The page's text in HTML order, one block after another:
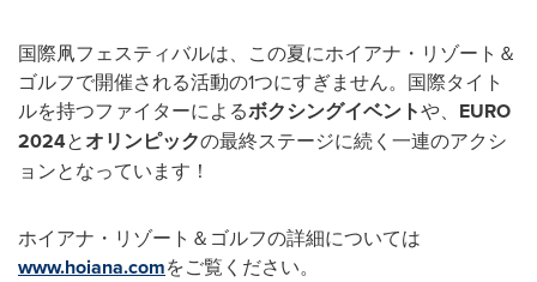
国際凧フェスティバルは、この夏にホイアナ・リゾート＆
ゴルフで開催される活動の1つにすぎません。国際タイト
ルを持つファイターによるボクシングイベントや、 EURO
2024とオリンピックの最終ステージに続く一連のアクシ
ョンとなっています！
ホイアナ・リゾート＆ゴルフの詳細については
www.hoiana.comをご覧ください。